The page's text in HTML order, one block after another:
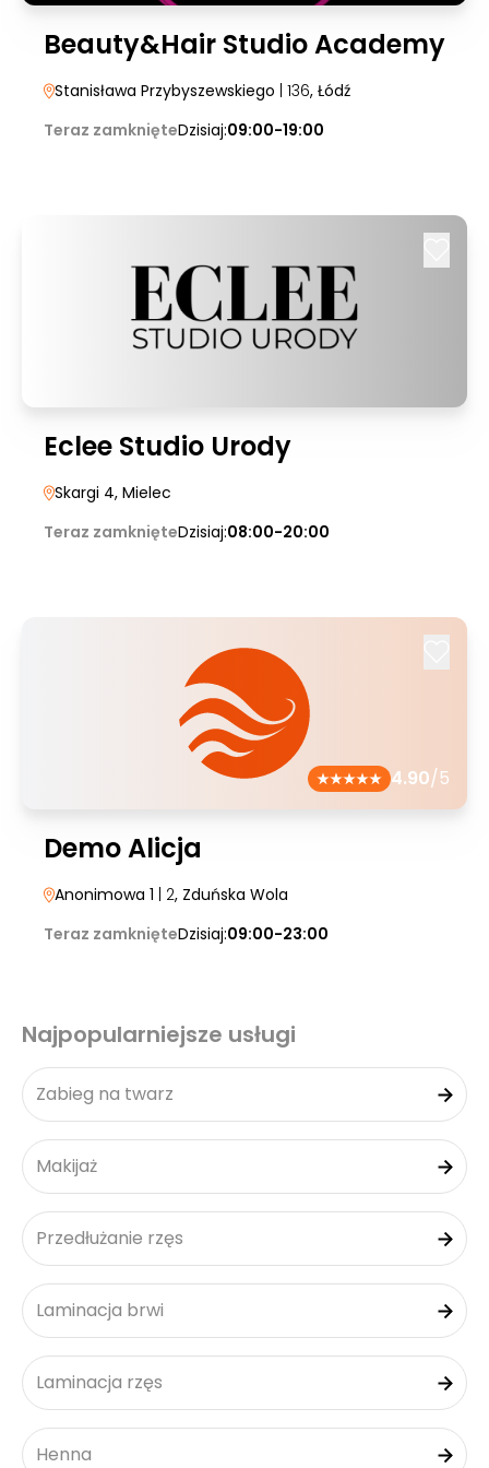
Beauty&Hair Studio Academy
Stanisława Przybyszewskiego | 136, Łódź
Teraz zamknięteDzisiaj:09:00-19:00
Eclee Studio Urody
Skargi 4, Mielec
Teraz zamknięteDzisiaj:08:00-20:00
4.90/5
Demo Alicja
Anonimowa 1 | 2, Zduńska Wola
Teraz zamknięteDzisiaj:09:00-23:00
Najpopularniejsze usługi
Zabieg na twarz
Makijaż
Przedłużanie rzęs
Laminacja brwi
Laminacja rzęs
Henna